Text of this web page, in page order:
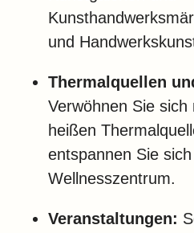
und
Thermalquellen
Verwöhnen Sie
heißen
entspannen Sie
Wellnesszentrum.
Veranstaltungen: